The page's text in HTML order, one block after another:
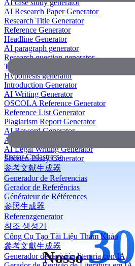
AI case study generator
AI Research Paper Generator
Research Title Generator
Reference Generator
Headline Generator
AI paragraph generator
Research question generator
Thesis paragraph generator
Hypothesis generator
Introduction Generator
AI Writing Generator
OSCOLA Reference Generator
Reference List Generator
Plagiarism Report Generator
AI Reword Generator
AI Bullet Point Generator
AI Legal Writing Generator
Shorten Essay Generator
参考文献生成器
Generador de Referencias
Gerador de Referências
Générateur de Références
参照生成器
Referenzgenerator
참조 생성기
Công Cụ Tạo Tài Liệu Tham Khảo
參考文獻生成器
Generador de revisión literaria con IA
EntrarCadastre-se
Nosso30